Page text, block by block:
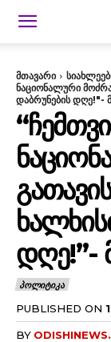
მთავარი
ნაციონალური
დაბრუნების დღე!"-
ᲓᲦᲔ!”-
ᲞᲝᲚᲘᲢᲘᲙᲐ
PUBLISHED ON
BY